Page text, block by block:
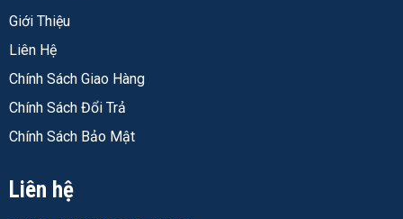
Giới Thiệu
Liên Hệ
Chính Sách Giao Hàng
Chính Sách Đổi Trả
Chính Sách Bảo Mật
Liên hệ